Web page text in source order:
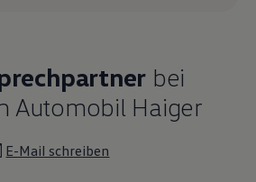
bei
Automobil Haiger
E-Mail schreiben